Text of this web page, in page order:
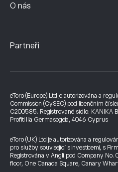
O nás
Partneři
eToro (Europe) Ltd je autorizována a
Commission (CySEC) pod licenčním
C200585. Registrované sídlo: KANIKA
Profiti Ilia Germasogeia, 4046 Cyprus
eToro (UK) Ltd je autorizována a
pro služby související s investicemi, s
Registrována v Anglii pod Company
floor, One Canada Square, Canary